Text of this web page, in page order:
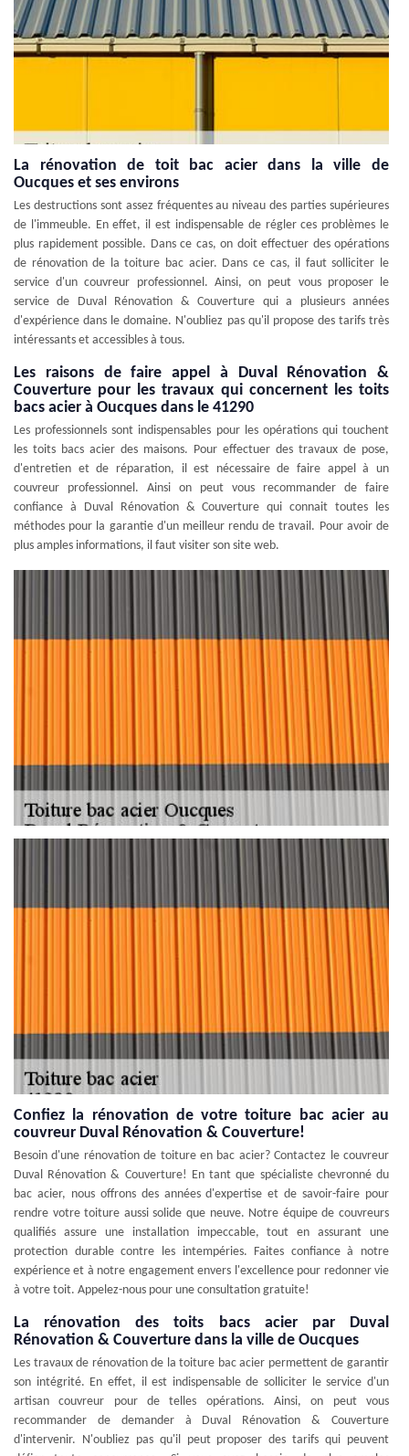
La rénovation de toit bac acier dans la ville de
Oucques et ses environs
Les destructions sont assez fréquentes au niveau des parties supérieures
de l'immeuble. En effet, il est indispensable de régler ces problèmes le
plus rapidement possible. Dans ce cas, on doit effectuer des opérations
de rénovation de la toiture bac acier. Dans ce cas, il faut solliciter le
service d'un couvreur professionnel. Ainsi, on peut vous proposer le
service de Duval Rénovation & Couverture qui a plusieurs années
d'expérience dans le domaine. N'oubliez pas qu'il propose des tarifs très
intéressants et accessibles à tous.
Les raisons de faire appel à Duval Rénovation &
Couverture pour les travaux qui concernent les toits
bacs acier à Oucques dans le 41290
Les professionnels sont indispensables pour les opérations qui touchent
les toits bacs acier des maisons. Pour effectuer des travaux de pose,
d'entretien et de réparation, il est nécessaire de faire appel à un
couvreur professionnel. Ainsi on peut vous recommander de faire
confiance à Duval Rénovation & Couverture qui connait toutes les
méthodes pour la garantie d'un meilleur rendu de travail. Pour avoir de
plus amples informations, il faut visiter son site web.
Confiez la rénovation de votre toiture bac acier au
couvreur Duval Rénovation & Couverture!
Besoin d'une rénovation de toiture en bac acier? Contactez le couvreur
Duval Rénovation & Couverture! En tant que spécialiste chevronné du
bac acier, nous offrons des années d'expertise et de savoir-faire pour
rendre votre toiture aussi solide que neuve. Notre équipe de couvreurs
qualifiés assure une installation impeccable, tout en assurant une
protection durable contre les intempéries. Faites confiance à notre
expérience et à notre engagement envers l'excellence pour redonner vie
à votre toit. Appelez-nous pour une consultation gratuite!
La rénovation des toits bacs acier par Duval
Rénovation & Couverture dans la ville de Oucques
Les travaux de rénovation de la toiture bac acier permettent de garantir
son intégrité. En effet, il est indispensable de solliciter le service d'un
artisan couvreur pour de telles opérations. Ainsi, on peut vous
recommander de demander à Duval Rénovation & Couverture
d'intervenir. N'oubliez pas qu'il peut proposer des tarifs qui peuvent